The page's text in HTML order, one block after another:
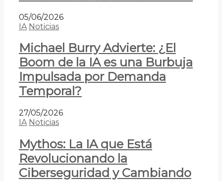
05/06/2026
IA Noticias
Michael Burry Advierte: ¿El
Boom de la IA es una Burbuja
Impulsada por Demanda
Temporal?
27/05/2026
IA Noticias
Mythos: La IA que Está
Revolucionando la
Ciberseguridad y Cambiando